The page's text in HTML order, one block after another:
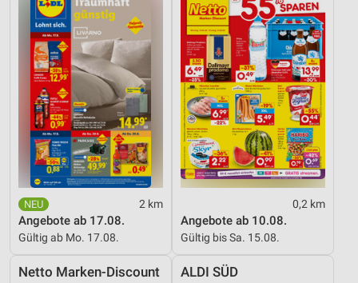
2 km
Angebote ab 17.08.
Gültig ab Mo. 17.08.
0,2 km
Angebote ab 10.08.
Gültig bis Sa. 15.08.
Netto Marken-Discount ALDI SÜD
Analyse von Zielgruppen durch Statistiken oder
Kombinationen von Daten aus verschiedenen
Quellen
Entwicklung und Verbesserung der Angebote
Verwendung reduzierter Daten zur Auswahl von
Inhalten
IAB-Besonderheiten:
Verwendung genauer Standortdaten
Geräte anhand von aktiv angeforderten
Informationen identifizieren
Nicht-IAB-Verarbeitungszwecke: